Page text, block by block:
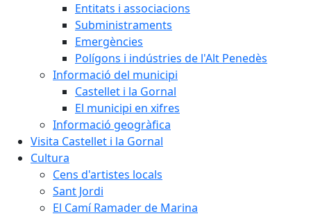
Entitats i associacions
Subministraments
Emergències
Polígons i indústries de l'Alt Penedès
Informació del municipi
Castellet i la Gornal
El municipi en xifres
Informació geogràfica
Visita Castellet i la Gornal
Cultura
Cens d'artistes locals
Sant Jordi
El Camí Ramader de Marina